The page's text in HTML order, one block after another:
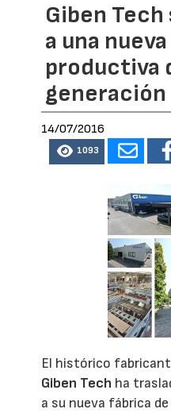
Giben
a una
productiva
generación
14/07/2016
1093
El histórico
Giben Tech ha
a su nueva fábrica